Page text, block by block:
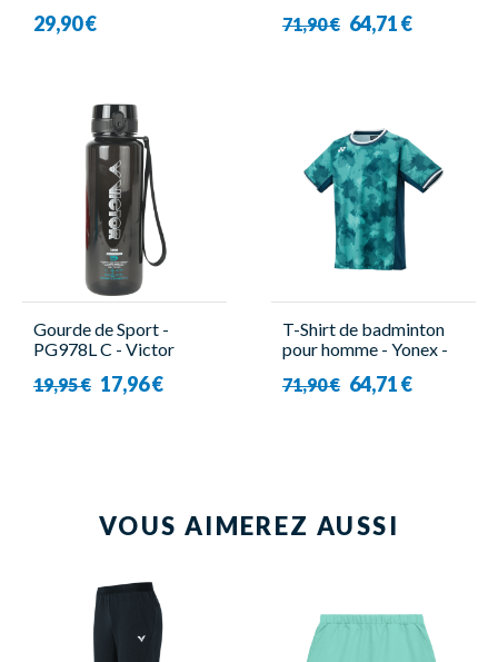
29,90 €
Blanc - Femme - Yonex
71,90 € 64,71 €
Gourde de Sport -
PG978L C - Victor
19,95 € 17,96 €
T-Shirt de badminton
pour homme - Yonex -
71,90 € 64,71 €
VOUS AIMEREZ AUSSI